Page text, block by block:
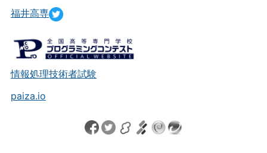
福井高専
情報処理技術者試験
paiza.io